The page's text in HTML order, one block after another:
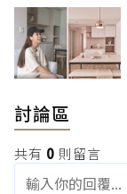
討論區
共有 0 則留言